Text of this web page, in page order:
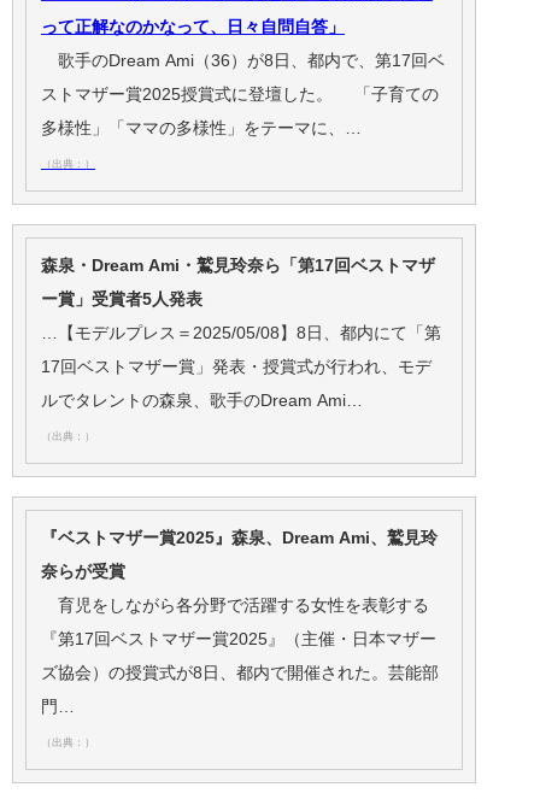
って正解なのかなって、日々自問自答」
歌手のDream Ami（36）が8日、都内で、第17回ベ
ストマザー賞2025授賞式に登壇した。 「子育ての
多様性」「ママの多様性」をテーマに、…
（出典：）
森泉・Dream Ami・鷲見玲奈ら「第17回ベストマザ
ー賞」受賞者5人発表
…【モデルプレス＝2025/05/08】8日、都内にて「第
17回ベストマザー賞」発表・授賞式が行われ、モデ
ルでタレントの森泉、歌手のDream Ami…
（出典：）
『ベストマザー賞2025』森泉、Dream Ami、鷲見玲
奈らが受賞
育児をしながら各分野で活躍する女性を表彰する
『第17回ベストマザー賞2025』（主催・日本マザー
ズ協会）の授賞式が8日、都内で開催された。芸能部
門…
（出典：）